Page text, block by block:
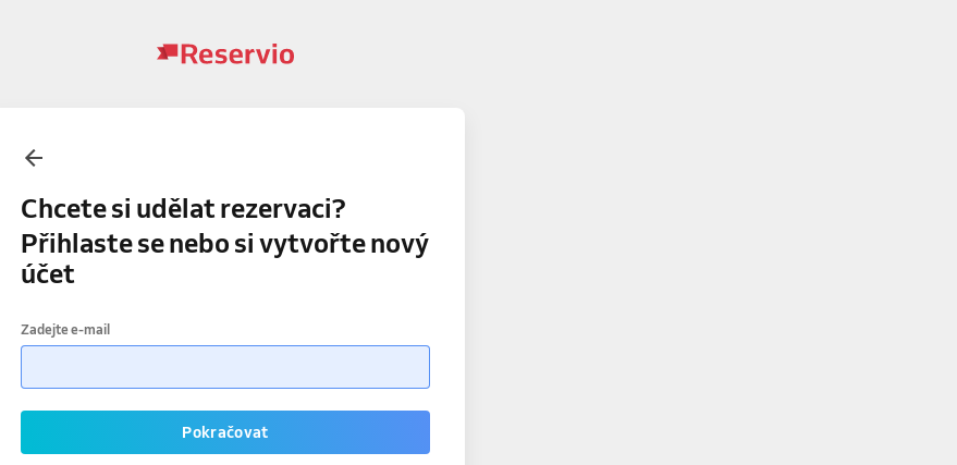
Chcete si udělat rezervaci?
Přihlaste se nebo si vytvořte nový
účet
Zadejte e-mail
Pokračovat